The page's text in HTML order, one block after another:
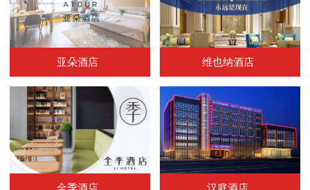
亚朵酒店 维也纳酒店
全季酒店 汉庭酒店